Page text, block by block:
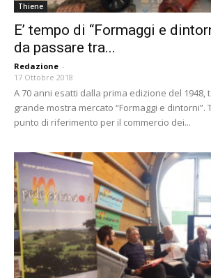
Thiene
E’ tempo di “Formaggi e
da passare tra...
Redazione -
17 Ottobre 2018
A 70 anni esatti dalla prima edizione del 1948,
grande mostra mercato “Formaggi e dintorni”.
punto di riferimento per il commercio dei...